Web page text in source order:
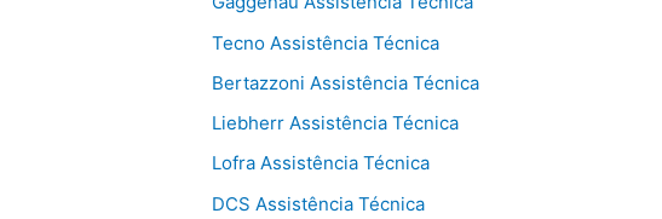
Tecno Assistência Técnica
Bertazzoni Assistência Técnica
Liebherr Assistência Técnica
Lofra Assistência Técnica
DCS Assistência Técnica